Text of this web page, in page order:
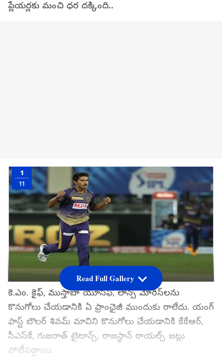
ప్లేయర్లకు మంచి ధర దక్కింది..
1
11
కె.ఎం. కైఫ్, ముస్తాబా యూసఫ్, లాన్స్ మోరిస్‌లను
కొనుగోలు చేయడానికి ఏ ఫ్రాంఛైజీ ముందుకు రాలేదు. యంగ్
ఫాస్ట్ బౌలర్ శివమ్ మావిని కొనుగోలు చేయడానికి కేకేఆర్,
సీఎస్‌కే, గుజరాత్ టైటాన్స్, రాజస్థాన్ రాయల్స్ జట్లు
పోటీపడ్డాయి.
Read Full Gallery